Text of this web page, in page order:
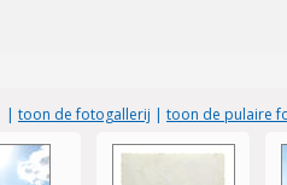
| toon de fotogallerij | toon de pulaire